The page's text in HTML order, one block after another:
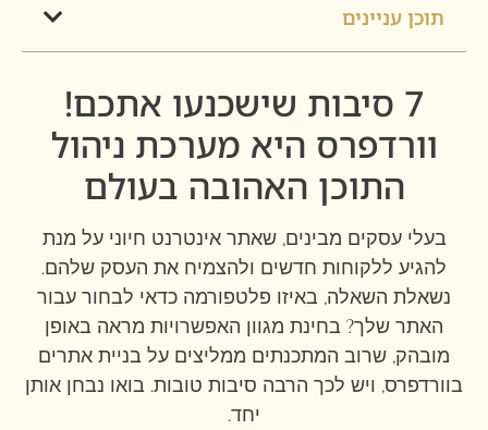
תוכן עניינים
7 סיבות שישכנעו אתכם!
וורדפרס היא מערכת ניהול
התוכן האהובה בעולם
בעלי עסקים מבינים, שאתר אינטרנט חיוני על מנת
להגיע ללקוחות חדשים ולהצמיח את העסק שלהם.
נשאלת השאלה, באיזו פלטפורמה כדאי לבחור עבור
האתר שלך? בחינת מגוון האפשרויות מראה באופן
מובהק, שרוב המתכנתים ממליצים על בניית אתרים
בוורדפרס, ויש לכך הרבה סיבות טובות. בואו נבחן אותן
יחד.